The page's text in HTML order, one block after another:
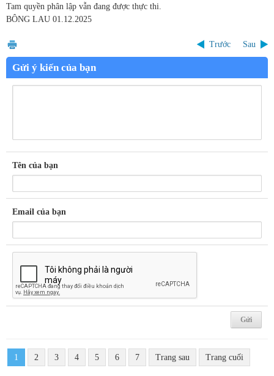
Tam quyền phân lập vẫn đang được thực thi.
BÔNG LAU 01.12.2025
Trước Sau
Gửi ý kiến của bạn
Tên của bạn
Email của bạn
1 2 3 4 5 6 7 Trang sau Trang cuối